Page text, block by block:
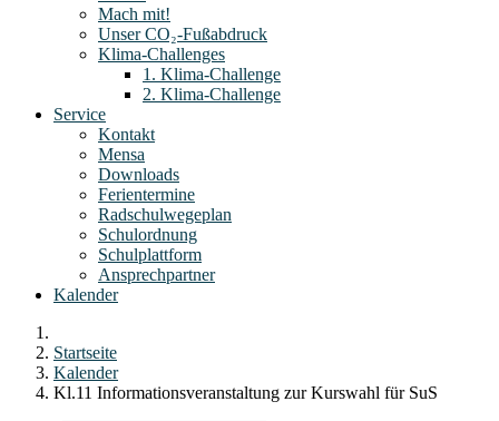
Mach mit!
Unser CO₂-Fußabdruck
Klima-Challenges
1. Klima-Challenge
2. Klima-Challenge
Service
Kontakt
Mensa
Downloads
Ferientermine
Radschulwegeplan
Schulordnung
Schulplattform
Ansprechpartner
Kalender
Startseite
Kalender
Kl.11 Informationsveranstaltung zur Kurswahl für SuS